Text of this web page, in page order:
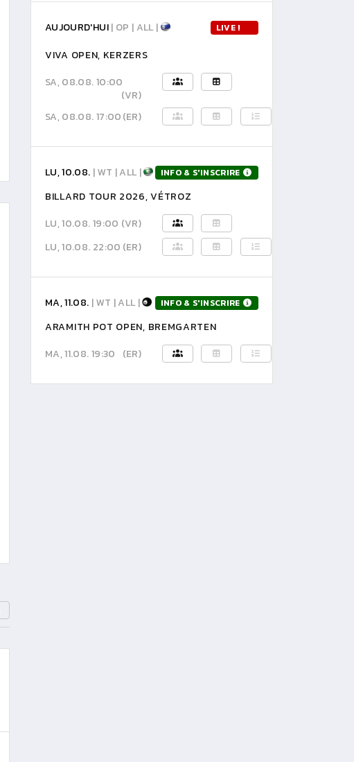
AUJOURD'HUI| OP | ALL | LIVE !
VIVA OPEN, KERZERS
SA, 08.08. 10:00
(VR)
SA, 08.08. 17:00(ER)
LU, 10.08. | WT | ALL | INFO & S'INSCRIRE
BILLARD TOUR 2026, VÉTROZ
LU, 10.08. 19:00 (VR)
LU, 10.08. 22:00 (ER)
MA, 11.08. | WT | ALL | INFO & S'INSCRIRE
ARAMITH POT OPEN, BREMGARTEN
MA, 11.08. 19:30
(ER)